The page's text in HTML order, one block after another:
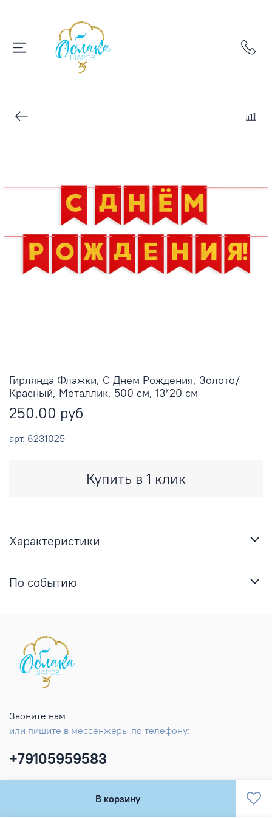
арт. 6231025
Гирлянда Флажки, С Днем Рождения, Золото/
Красный, Металлик, 500 см, 13*20 см
250.00 руб
В корзину
Купить в 1 клик
Характеристики
По событию
Звоните нам
или пишите в мессенжеры по телефону:
+79105959583